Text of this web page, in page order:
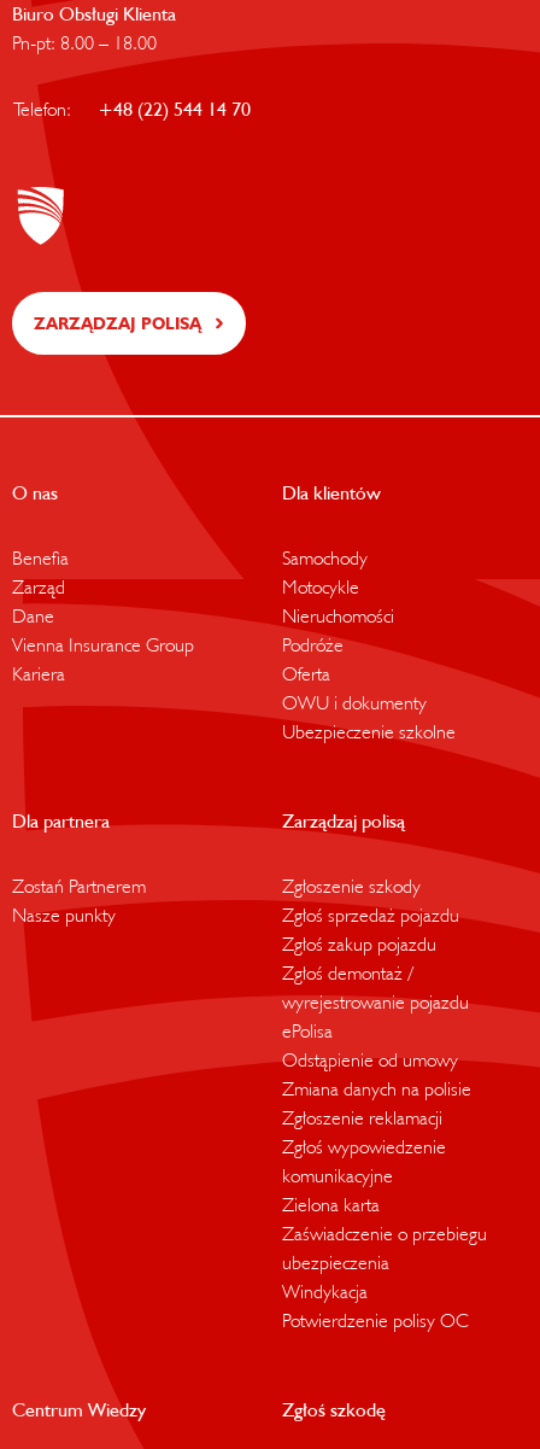
Biuro Obsługi Klienta
Pn-pt: 8.00 – 18.00
Telefon: +48 (22) 544 14 70
ZARZĄDZAJ POLISĄ
O nas
Benefia
Zarząd
Dane
Vienna Insurance Group
Kariera
Dla klientów
Samochody
Motocykle
Nieruchomości
Podróże
Oferta
OWU i dokumenty
Ubezpieczenie szkolne
Dla partnera
Zostań Partnerem
Nasze punkty
Zarządzaj polisą
Zgłoszenie szkody
Zgłoś sprzedaż pojazdu
Zgłoś zakup pojazdu
Zgłoś demontaż /
wyrejestrowanie pojazdu
ePolisa
Odstąpienie od umowy
Zmiana danych na polisie
Zgłoszenie reklamacji
Zgłoś wypowiedzenie
komunikacyjne
Zielona karta
Zaświadczenie o przebiegu
ubezpieczenia
Windykacja
Potwierdzenie polisy OC
Centrum Wiedzy Zgłoś szkodę